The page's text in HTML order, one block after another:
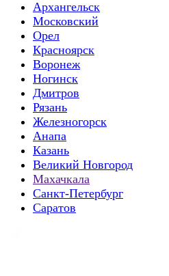
Архангельск
Московский
Орел
Красноярск
Воронеж
Ногинск
Дмитров
Рязань
Железногорск
Анапа
Казань
Великий Новгород
Махачкала
Санкт-Петербург
Саратов